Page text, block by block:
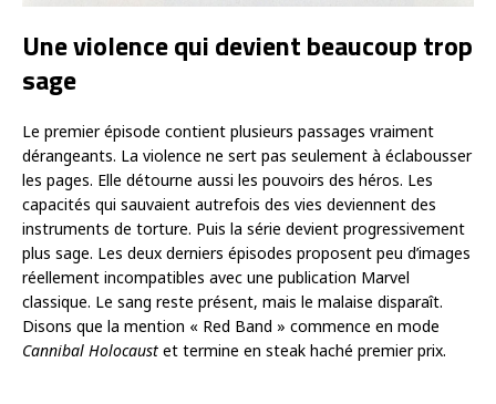
Une violence qui devient beaucoup trop
sage
Le premier épisode contient plusieurs passages vraiment
dérangeants. La violence ne sert pas seulement à éclabousser
les pages. Elle détourne aussi les pouvoirs des héros. Les
capacités qui sauvaient autrefois des vies deviennent des
instruments de torture. Puis la série devient progressivement
plus sage. Les deux derniers épisodes proposent peu d’images
réellement incompatibles avec une publication Marvel
classique. Le sang reste présent, mais le malaise disparaît.
Disons que la mention « Red Band » commence en mode
Cannibal Holocaust et termine en steak haché premier prix.